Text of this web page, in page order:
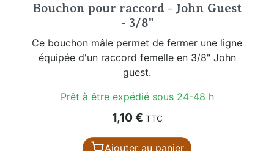
Bouchon pour raccord - John Guest
- 3/8"
Ce bouchon mâle permet de fermer une ligne
équipée d'un raccord femelle en 3/8" John
guest.
Prêt à être expédié sous 24-48 h
Prix
1,10 € TTC
Ajouter au panier